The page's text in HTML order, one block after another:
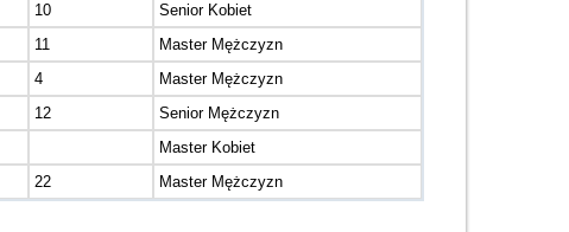
10
Senior Kobiet
11
Master Mężczyzn
4
Master Mężczyzn
12
Senior Mężczyzn
Master Kobiet
22 Master Mężczyzn